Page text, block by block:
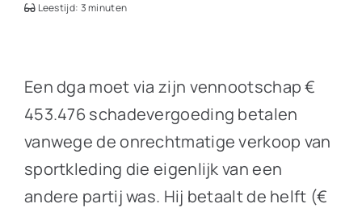
Leestijd: 3 minuten
Een dga moet via zijn vennootschap €
453.476 schadevergoeding betalen
vanwege de onrechtmatige verkoop van
sportkleding die eigenlijk van een
andere partij was. Hij betaalt de helft (€